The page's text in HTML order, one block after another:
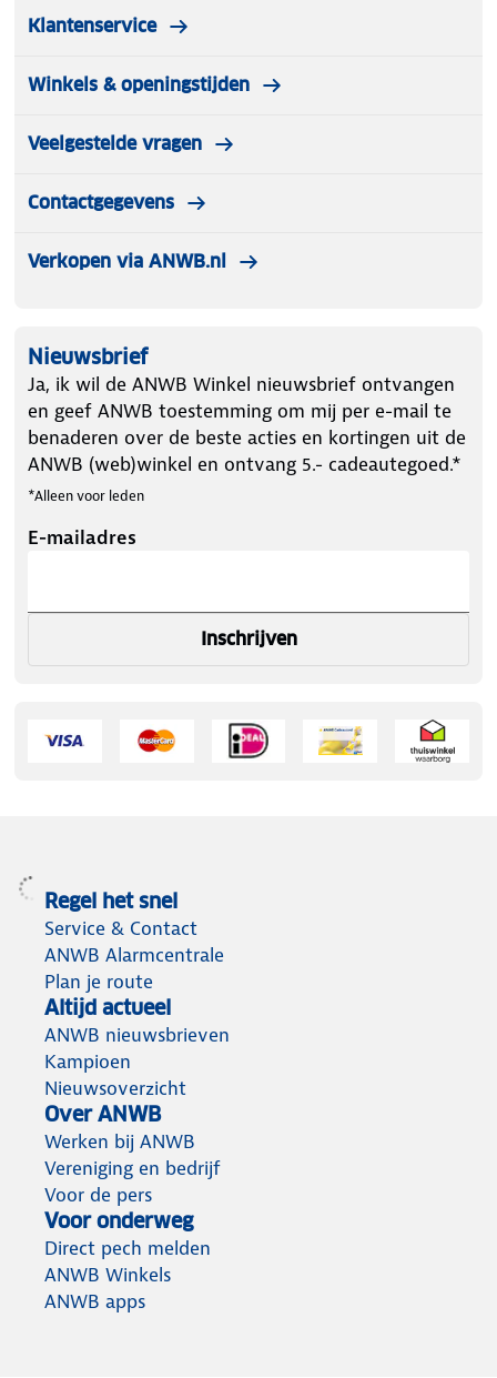
Klantenservice
Winkels & openingstijden
Veelgestelde vragen
Contactgegevens
Verkopen via ANWB.nl
Nieuwsbrief
Ja, ik wil de ANWB Winkel nieuwsbrief ontvangen
en geef ANWB toestemming om mij per e-mail te
benaderen over de beste acties en kortingen uit de
ANWB (web)winkel en ontvang 5.- cadeautegoed.*
*Alleen voor leden
E-mailadres
Inschrijven
Regel het snel
Service & Contact
ANWB Alarmcentrale
Plan je route
Altijd actueel
ANWB nieuwsbrieven
Kampioen
Nieuwsoverzicht
Over ANWB
Werken bij ANWB
Vereniging en bedrijf
Voor de pers
Voor onderweg
Direct pech melden
ANWB Winkels
ANWB apps